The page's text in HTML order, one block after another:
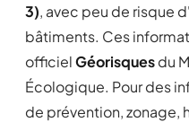
3), avec peu de risque
bâtiments. Ces
officielGéorisquesdu
Écologique. Pour des
de prévention, zonage,